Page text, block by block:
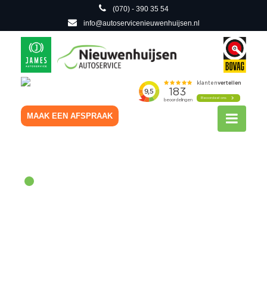
(070) - 390 35 54
info@autoservicenieuwenhuijsen.nl
MAAK EEN AFSPRAAK